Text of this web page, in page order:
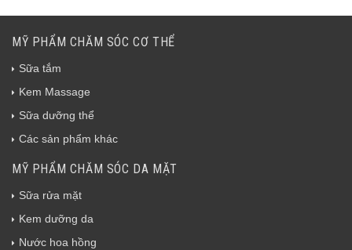
MỸ PHẨM CHĂM SÓC CƠ THỂ
Sữa tắm
Kem Massage
Sữa dưỡng thể
Các sản phẩm khác
MỸ PHẨM CHĂM SÓC DA MẶT
Sữa rửa mặt
Kem dưỡng da
Nước hoa hồng